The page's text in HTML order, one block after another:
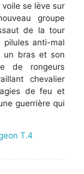
se lève sur
groupe
de la tour
pilules anti-mal
un bras et son
de rongeurs
chevalier
de feu et
guerrière qui
T.4